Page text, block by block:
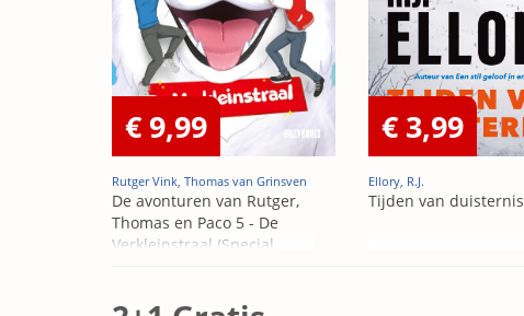
€ 9,99
Rutger Vink, Thomas van Grinsven
De avonturen van Rutger,
Thomas en Paco 5 - De
Verkleinstraal (Special
€ 3,99
Ellory, R.J.
Tijden van duisternis